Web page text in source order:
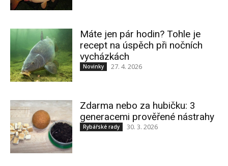
Máte jen pár hodin? Tohle je
recept na úspěch při nočních
vycházkách
Novinky 27. 4. 2026
Zdarma nebo za hubičku: 3
generacemi prověřené nástrahy
Rybářské rady 30. 3. 2026